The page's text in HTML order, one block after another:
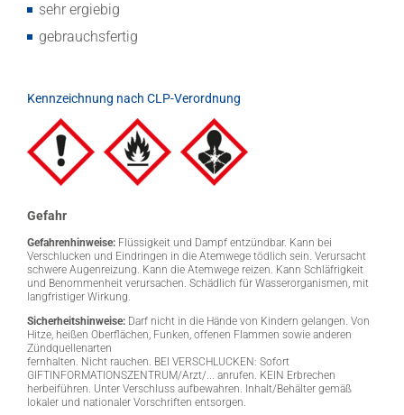
sehr ergiebig
gebrauchsfertig
Kennzeichnung nach CLP-Verordnung
Gefahr
Gefahrenhinweise: Flüssigkeit und Dampf entzündbar. Kann bei
Verschlucken und Eindringen in die Atemwege tödlich sein. Verursacht
schwere Augenreizung. Kann die Atemwege reizen. Kann Schläfrigkeit
und Benommenheit verursachen. Schädlich für Wasserorganismen, mit
langfristiger Wirkung.
Sicherheitshinweise: Darf nicht in die Hände von Kindern gelangen. Von
Hitze, heißen Oberflächen, Funken, offenen Flammen sowie anderen
Zündquellenarten
fernhalten. Nicht rauchen. BEI VERSCHLUCKEN: Sofort
GIFTINFORMATIONSZENTRUM/Arzt/... anrufen. KEIN Erbrechen
herbeiführen. Unter Verschluss aufbewahren. Inhalt/Behälter gemäß
lokaler und nationaler Vorschriften entsorgen.